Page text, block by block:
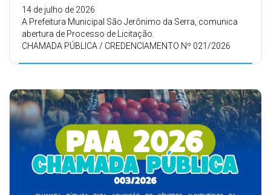
14 de julho de 2026
A Prefeitura Municipal São Jerônimo da Serra, comunica
abertura de Processo de Licitação.
CHAMADA PÚBLICA / CREDENCIAMENTO Nº 021/2026